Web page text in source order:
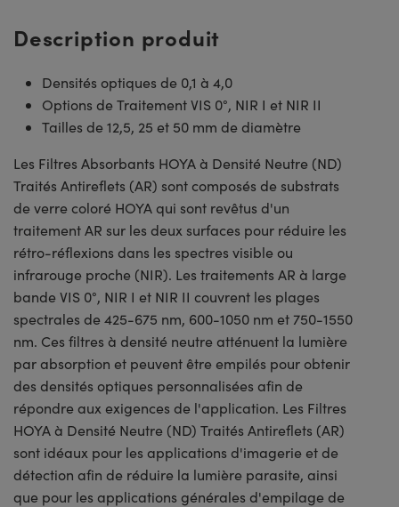
Description produit
Densités optiques de 0,1 à 4,0
Options de Traitement VIS 0°, NIR I et NIR II
Tailles de 12,5, 25 et 50 mm de diamètre
Les Filtres Absorbants HOYA à Densité Neutre (ND)
Traités Antireflets (AR) sont composés de substrats
de verre coloré HOYA qui sont revêtus d'un
traitement AR sur les deux surfaces pour réduire les
rétro-réflexions dans les spectres visible ou
infrarouge proche (NIR). Les traitements AR à large
bande VIS 0°, NIR I et NIR II couvrent les plages
spectrales de 425-675 nm, 600-1050 nm et 750-1550
nm. Ces filtres à densité neutre atténuent la lumière
par absorption et peuvent être empilés pour obtenir
des densités optiques personnalisées afin de
répondre aux exigences de l'application. Les Filtres
HOYA à Densité Neutre (ND) Traités Antireflets (AR)
sont idéaux pour les applications d'imagerie et de
détection afin de réduire la lumière parasite, ainsi
que pour les applications générales d'empilage de